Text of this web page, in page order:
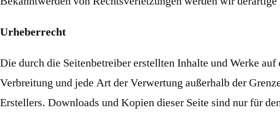
Urheberrecht
Die durch die Seitenbetreiber erstellten Inhalte und Werke
Verbreitung und jede Art der Verwertung außerhalb der
Erstellers. Downloads und Kopien dieser Seite sind nur für